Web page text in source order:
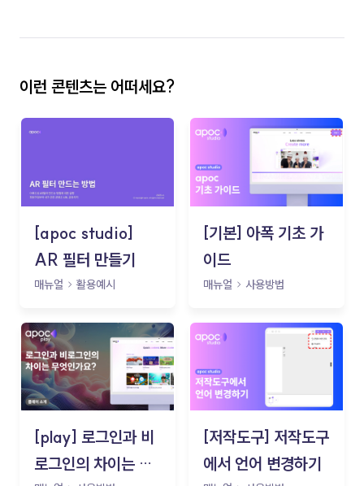
이런 콘텐츠는 어떠세요?
[apoc studio]
AR 필터 만들기
매뉴얼 활용예시
[기본] 아폭 기초 가
이드
매뉴얼 사용방법
[play] 로그인과 비
로그인의 차이는 무
[저작도구] 저작도구
에서 언어 변경하기